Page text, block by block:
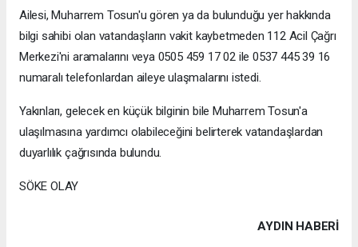
Ailesi, Muharrem Tosun'u gören ya da bulunduğu yer hakkında
bilgi sahibi olan vatandaşların vakit kaybetmeden 112 Acil Çağrı
Merkezi'ni aramalarını veya 0505 459 17 02 ile 0537 445 39 16
numaralı telefonlardan aileye ulaşmalarını istedi.
Yakınları, gelecek en küçük bilginin bile Muharrem Tosun'a
ulaşılmasına yardımcı olabileceğini belirterek vatandaşlardan
duyarlılık çağrısında bulundu.
SÖKE OLAY
AYDIN HABERİ